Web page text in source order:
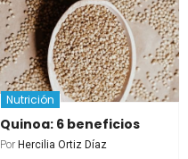
Nutrición
Quinoa: 6 beneficios
Por Hercilia Ortiz Díaz